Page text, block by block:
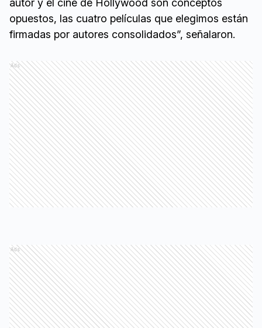
autor y el cine de Hollywood son conceptos
opuestos, las cuatro películas que elegimos están
firmadas por autores consolidados”, señalaron.
Ads
Ads